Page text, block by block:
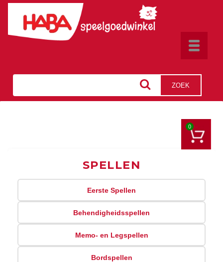
Toggle
ZOEK
0
SPELLEN
Eerste Spellen
Behendigheidsspellen
Memo- en Legspellen
Bordspellen